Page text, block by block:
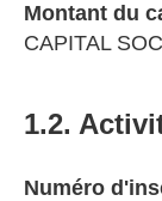
Montant du
CAPITAL
1.2.
Numéro